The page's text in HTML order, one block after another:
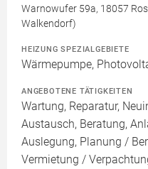
Warnowufer 59a, 18057
Walkendorf)
HEIZUNG SPEZIALGEBIETE
Wärmepumpe,
ANGEBOTENE TÄTIGKEITEN
Wartung, Reparatur,
Austausch, Beratung,
Auslegung, Planung /
Vermietung /